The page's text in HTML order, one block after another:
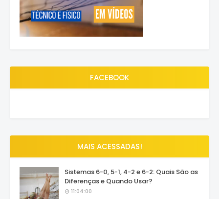
FACEBOOK
MAIS ACESSADAS!
Sistemas 6-0, 5-1, 4-2 e 6-2: Quais São as
Diferenças e Quando Usar?
11:04:00